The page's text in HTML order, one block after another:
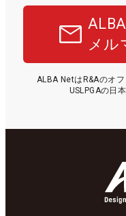
メル
ALBA NetはR&Aのオ
USLPGAの日